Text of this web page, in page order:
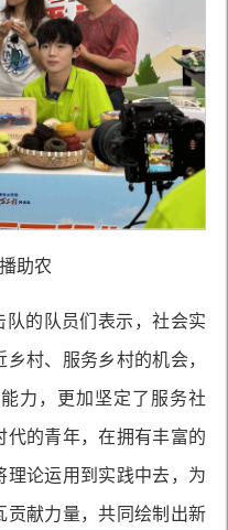
助农
队的队员们表示，社会实
村、服务乡村的机会，
力，更加坚定了服务社
代的青年，在拥有丰富的
理论运用到实践中去，为
贡献力量，共同绘制出新